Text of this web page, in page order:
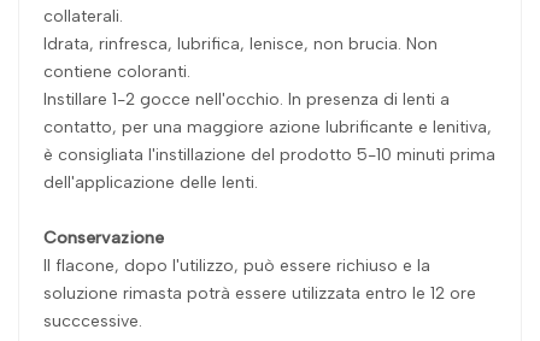
collaterali.
Idrata, rinfresca, lubrifica, lenisce, non brucia. Non
contiene coloranti.
Instillare 1-2 gocce nell'occhio. In presenza di lenti a
contatto, per una maggiore azione lubrificante e lenitiva,
è consigliata l'instillazione del prodotto 5-10 minuti prima
dell'applicazione delle lenti.
Conservazione
Il flacone, dopo l'utilizzo, può essere richiuso e la
soluzione rimasta potrà essere utilizzata entro le 12 ore
succcessive.